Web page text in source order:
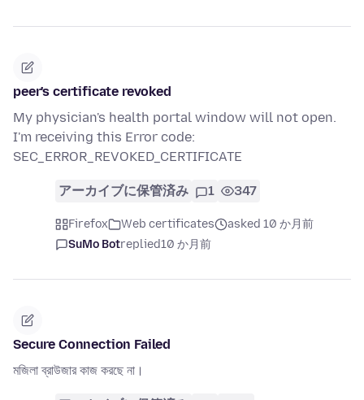
peer's certificate revoked
My physician's health portal window will not open.
I'm receiving this Error code:
SEC_ERROR_REVOKED_CERTIFICATE
アーカイブに保管済み 1 347
Firefox Web certificates
asked 10 か月前
SuMo Botreplied10 か月前
Secure Connection Failed
মজিলা ব্রাউজার কাজ করছে না।